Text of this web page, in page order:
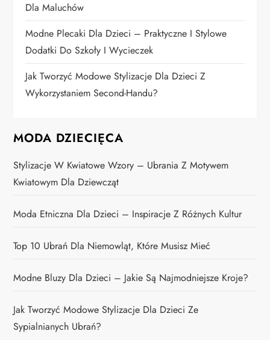
Dla Maluchów
Modne Plecaki Dla Dzieci – Praktyczne I Stylowe
Dodatki Do Szkoły I Wycieczek
Jak Tworzyć Modowe Stylizacje Dla Dzieci Z
Wykorzystaniem Second-Handu?
MODA DZIECIĘCA
Stylizacje W Kwiatowe Wzory – Ubrania Z Motywem
Kwiatowym Dla Dziewcząt
Moda Etniczna Dla Dzieci – Inspiracje Z Różnych Kultur
Top 10 Ubrań Dla Niemowląt, Które Musisz Mieć
Modne Bluzy Dla Dzieci – Jakie Są Najmodniejsze Kroje?
Jak Tworzyć Modowe Stylizacje Dla Dzieci Ze
Sypialnianych Ubrań?